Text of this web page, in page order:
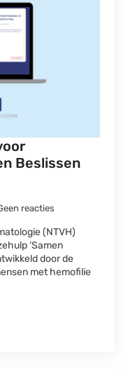
Beslissen
reacties
(NTVH)
‘Samen
door de
met hemofilie